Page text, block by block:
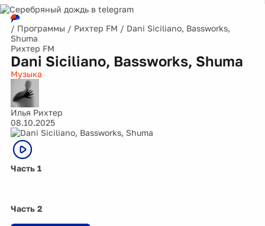
/ Программы / Рихтер FM / Dani Siciliano, Bassworks,
Shuma
Рихтер FM
Dani Siciliano, Bassworks, Shuma
Музыка
Илья Рихтер
08.10.2025
Часть 1
Часть 2